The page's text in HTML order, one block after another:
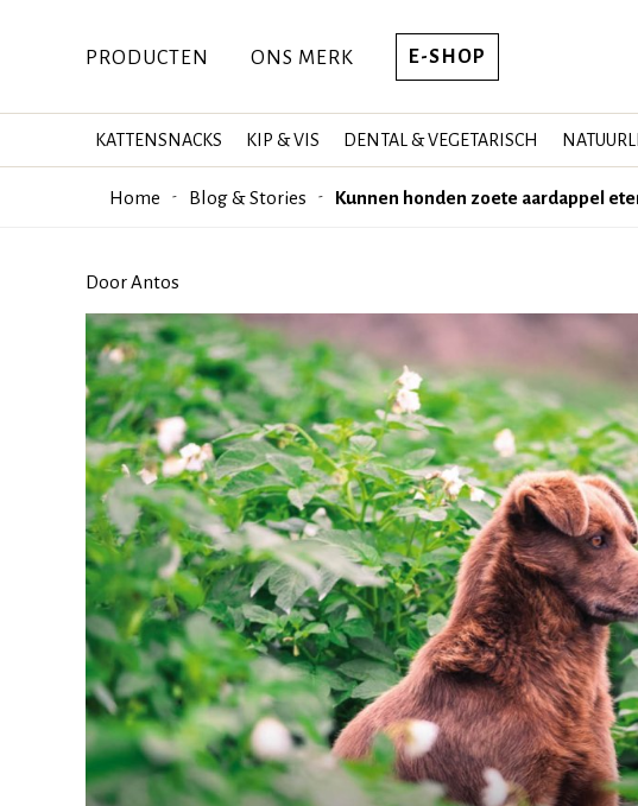
PRODUCTEN ONS MERK E-SHOP
KATTENSNACKS KIP & VIS DENTAL & VEGETARISCH
Home Blog & Stories Kunnen honden zoete aardappel
Door Antos